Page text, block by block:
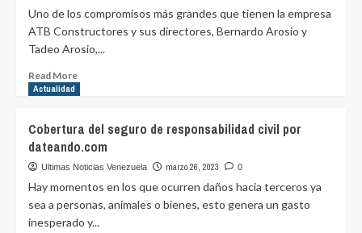
única
y
reencuentro
los
corredores
purovinotinto.com
Uno de los compromisos más grandes que tienen la empresa
ATB Constructores y sus directores, Bernardo Arosio y
Tadeo Arosio,...
Read MoreRead
Constructores:
La
educación
formación
constituyen
Actualidad
Cobertura del seguro de responsabilidad civil por
dateando.com
Ultimas Noticias Venezuela marzo 26, 2023 0
Hay momentos en los que ocurren daños hacia terceros ya
sea a personas, animales o bienes, esto genera un gasto
inesperado y...